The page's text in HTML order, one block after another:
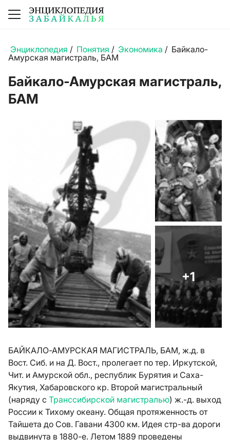
Энциклопедия / Понятия / Экономика / Байкало-
Амурская магистраль, БАМ
Байкало-Амурская магистраль,
БАМ
+1
БАЙКАЛО-АМУРСКАЯ МАГИСТРАЛЬ, БАМ, ж.д. в
Вост. Сиб. и на Д. Вост., пролегает по тер. Иркутской,
Чит. и Амурской обл., республик Бурятия и Саха-
Якутия, Хабаровского кр. Второй магистральный
(наряду с Транссибирской магистралью) ж.-д. выход
России к Тихому океану. Общая протяженность от
Тайшета до Сов. Гавани 4300 км. Идея стр-ва дороги
выдвинута в 1880-е. Летом 1889 проведены